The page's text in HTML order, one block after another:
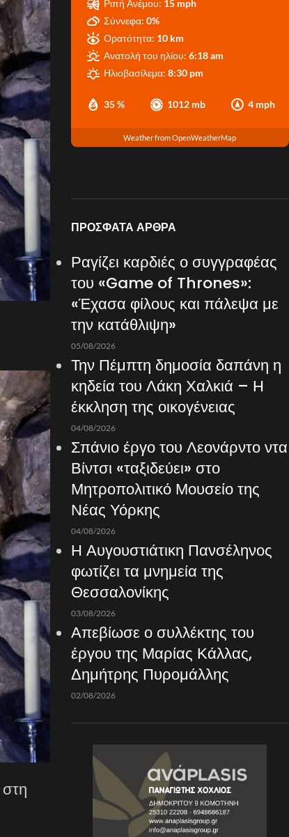
στη
35 % 1012 mb 4 mph
Ριπή Ανέμου: 15 mph
Σύννεφα: 0%
Ορατότητα: 10 km
Ανατολή του ηλίου: 6:18 am
Ηλιοβασίλεμα: 8:30 pm
Weather from OpenWeatherMap
ΠΡΌΣΦΑΤΑ ΆΡΘΡΑ
Ραγίζει καρδιές ο συγγραφέας
του «Game of Thrones»:
«Έχασα φίλους και πάλεψα με
την κατάθλιψη»
05/08/2026
Την Πέμπτη δημοσία δαπάνη η
κηδεία του Λάκη Χαλκιά – Η
έκκληση της οικογένειας
04/08/2026
Σπάνιο έργο του Λεονάρντο ντα
Βίντσι «ταξιδεύει» στο
Μητροπολιτικό Μουσείο της
Νέας Υόρκης
04/08/2026
Η Αυγουστιάτικη Πανσέληνος
φωτίζει τα μνημεία της
Θεσσαλονίκης
03/08/2026
Απεβίωσε ο συλλέκτης του
έργου της Μαρίας Κάλλας,
Δημήτρης Πυρομάλλης
02/08/2026